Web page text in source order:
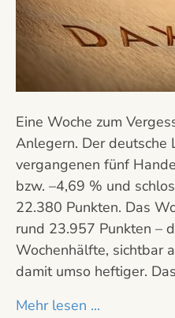
Eine Woche zum
Anlegern. Der deutsche
vergangenen fünf
bzw. –4,69 % und
22.380 Punkten. Das
rund 23.957 Punkten –
Wochenhälfte, sichtbar
damit umso heftiger.
Mehr lesen ...